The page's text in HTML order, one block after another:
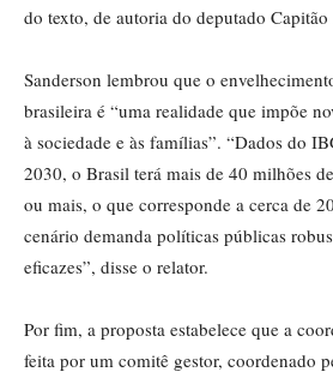
do texto, de autoria do deputado
Sanderson lembrou que o
brasileira é “uma realidade que impõe
à sociedade e às famílias”. “Dados do
2030, o Brasil terá mais de 40 milhões
ou mais, o que corresponde a cerca de
cenário demanda políticas públicas
eficazes”, disse o relator.
Por fim, a proposta estabelece que a
feita por um comitê gestor, coordenado